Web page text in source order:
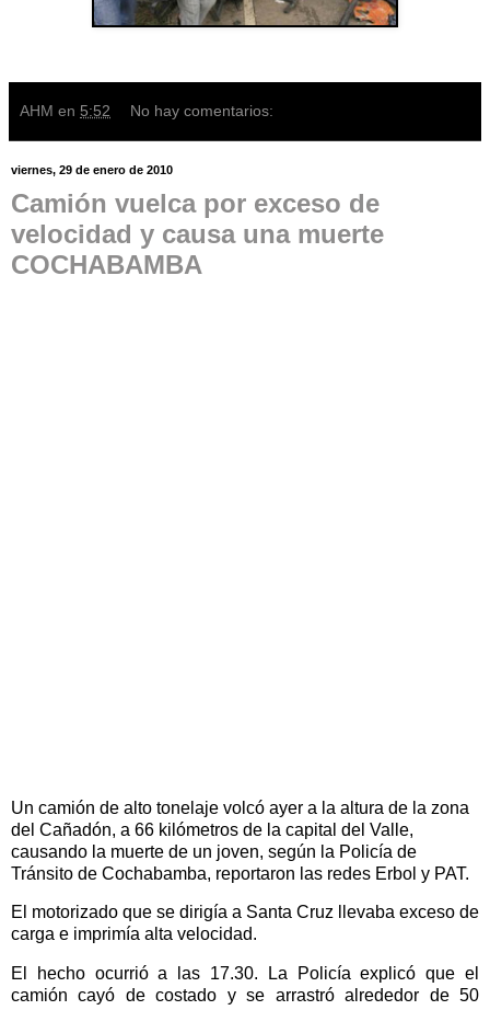
AHM en 5:52 No hay comentarios:
viernes, 29 de enero de 2010
Camión vuelca por exceso de
velocidad y causa una muerte
COCHABAMBA
Un camión de alto tonelaje volcó ayer a la altura de la zona
del Cañadón, a 66 kilómetros de la capital del Valle,
causando la muerte de un joven, según la Policía de
Tránsito de Cochabamba, reportaron las redes Erbol y PAT.
El motorizado que se dirigía a Santa Cruz llevaba exceso de
carga e imprimía alta velocidad.
El hecho ocurrió a las 17.30. La Policía explicó que el
camión cayó de costado y se arrastró alrededor de 50